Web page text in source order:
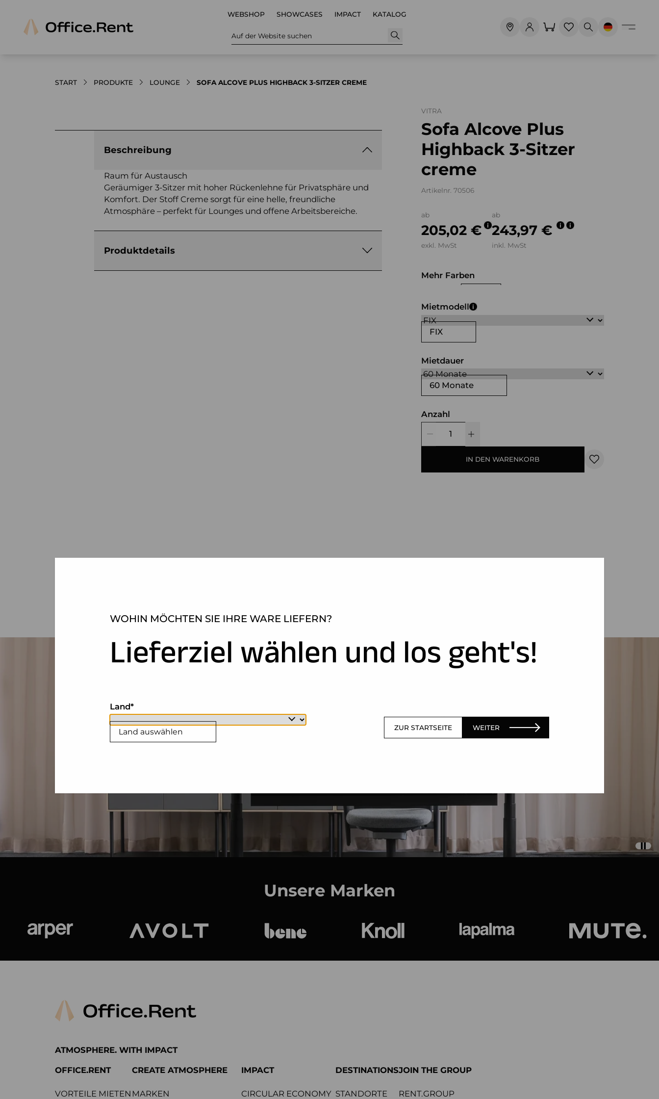
WEBSHOP SHOWCASES IMPACT KATALOG
Auf der Website suchen
WOHIN MÖCHTEN SIE IHRE WARE LIEFERN?
Lieferziel wählen und los geht's!
Land auswählen
Land
ZUR STARTSEITE WEITER
START PRODUKTE LOUNGE SOFA ALCOVE PLUS HIGHBACK 3-SITZER CREME
VITRA
Sofa Alcove Plus
Highback 3-Sitzer
creme
Artikelnr. 70506
ab
205,02 €
exkl. MwSt
ab
243,97 €
inkl. MwSt
Mehr Farben
FIX
Mietmodell
60 Monate
Mietdauer
Anzahl
IN DEN WARENKORB
Beschreibung
Raum für Austausch
Geräumiger 3-Sitzer mit hoher Rückenlehne für Privatsphäre und
Komfort. Der Stoff Creme sorgt für eine helle, freundliche
Atmosphäre – perfekt für Lounges und offene Arbeitsbereiche.
Produktdetails
Unsere Marken
ATMOSPHERE. WITH IMPACT
OFFICE.RENT
VORTEILE MIETEN
CREATE ATMOSPHERE
MARKEN
IMPACT
CIRCULAR ECONOMY
DESTINATIONS
STANDORTE
JOIN THE GROUP
RENT.GROUP